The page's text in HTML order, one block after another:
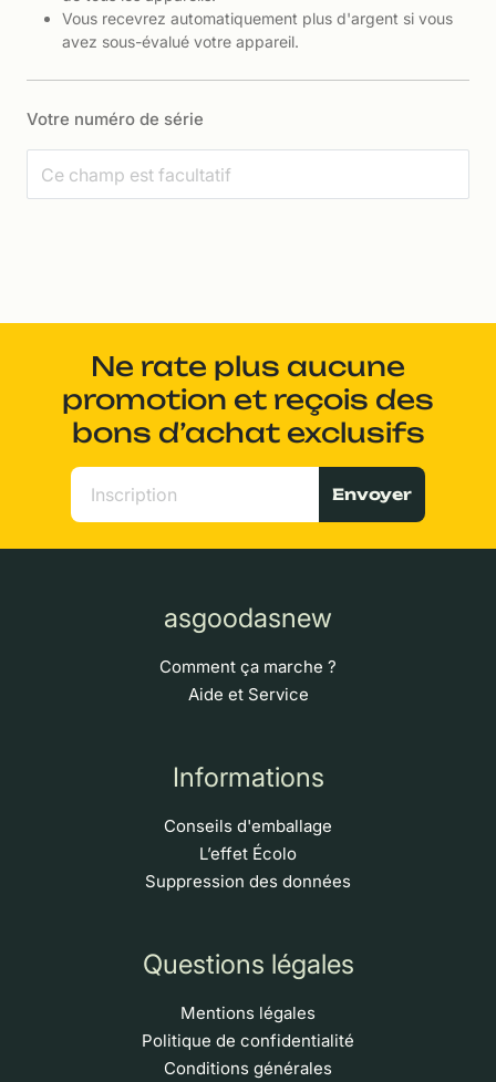
Vous recevrez automatiquement plus d'argent si vous
avez sous-évalué votre appareil.
Votre numéro de série
Ne rate plus aucune
promotion et reçois des
bons d’achat exclusifs
Envoyer
asgoodasnew
Comment ça marche ?
Aide et Service
Informations
Conseils d'emballage
L’effet Écolo
Suppression des données
Questions légales
Mentions légales
Politique de confidentialité
Conditions générales